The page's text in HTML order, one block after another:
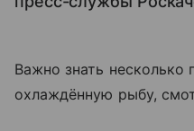
Важно знать несколько
охлаждённую рыбу,